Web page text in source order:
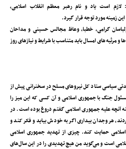
است یاد و نام رهبر معظم انقلاب اسلامی،
زمینه مورد توجه قرار گیرد.
گرامی، خطبا، وعاظ مجالس حسینی و مداحان
امسال باید متناسب با شرایط و نیازهای روز
سیاسی ستاد کل نیروهای مسلح در سخنرانی پیش از
جنگ با جمهوری اسلامی و آن کسی که این میز را
آنچه علیه جمهوری اسلامی گفتم دروغ بوده است. در
هر وجدان بیداری اگر به خودش بیاید و فکر کند و
حمایت کند. چیزی از تهدید جمهوری اسلامی
است و می‌گوید من هیچ تهدیدی را در این سال‌های